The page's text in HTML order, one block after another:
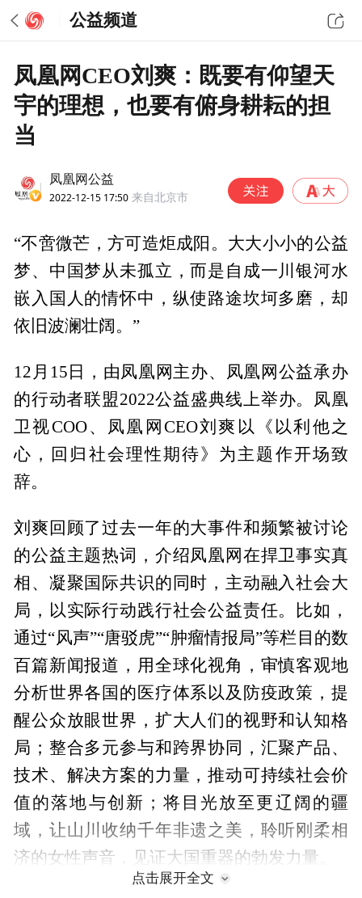
公益频道
凤凰网CEO刘爽：既要有仰望天
宇的理想，也要有俯身耕耘的担
当
凤凰网公益
2022-12-15 17:50 来自北京市
“不啻微芒，方可造炬成阳。大大小小的公益
梦、中国梦从未孤立，而是自成一川银河水
嵌入国人的情怀中，纵使路途坎坷多磨，却
依旧波澜壮阔。”
12月15日，由凤凰网主办、凤凰网公益承办
的行动者联盟2022公益盛典线上举办。凤凰
卫视COO、凤凰网CEO刘爽以《以利他之
心，回归社会理性期待》为主题作开场致
辞。
刘爽回顾了过去一年的大事件和频繁被讨论
的公益主题热词，介绍凤凰网在捍卫事实真
相、凝聚国际共识的同时，主动融入社会大
局，以实际行动践行社会公益责任。比如，
通过“风声”“唐驳虎”“肿瘤情报局”等栏目的数
百篇新闻报道，用全球化视角，审慎客观地
分析世界各国的医疗体系以及防疫政策，提
醒公众放眼世界，扩大人们的视野和认知格
局；整合多元参与和跨界协同，汇聚产品、
技术、解决方案的力量，推动可持续社会价
值的落地与创新；将目光放至更辽阔的疆
域，让山川收纳千年非遗之美，聆听刚柔相
济的女性声音，见证大国重器的勃发力量。
点击展开全文